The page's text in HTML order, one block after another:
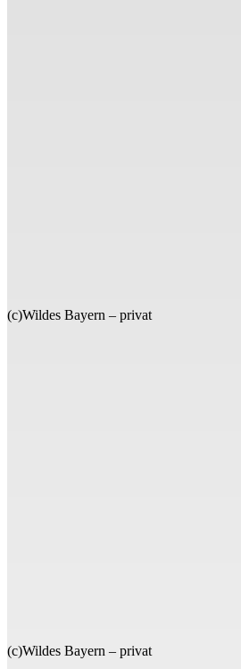
(c)Wildes Bayern – privat
(c)Wildes Bayern – privat